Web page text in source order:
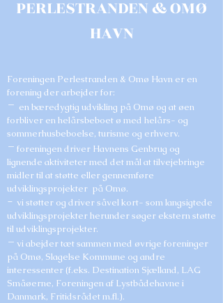
PERLESTRANDEN & OMØ
HAVN
Foreningen Perlestranden & Omø Havn er en
forening der arbejder for:
- en bæredygtig udvikling på Omø og at øen
forbliver en helårsbeboet ø med helårs- og
sommerhusbeboelse, turisme og erhverv.
- foreningen driver Havnens Genbrug og
lignende aktiviteter med det mål at tilvejebringe
midler til at støtte eller gennemføre
udviklingsprojekter på Omø.
- vi støtter og driver såvel kort- som langsigtede
udviklingsprojekter herunder søger ekstern støtte
til udviklingsprojekter.
- vi abejder tæt sammen med øvrige foreninger
på Omø, Slagelse Kommune og andre
interessenter (f.eks. Destination Sjælland, LAG
Småøerne, Foreningen af Lystbådehavne i
Danmark, Fritidsrådet m.fl.).